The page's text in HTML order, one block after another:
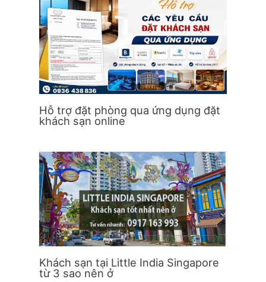
Hỗ trợ đặt phòng qua ứng dụng đặt
khách sạn online
Khách sạn tại Little India Singapore
từ 3 sao nên ở